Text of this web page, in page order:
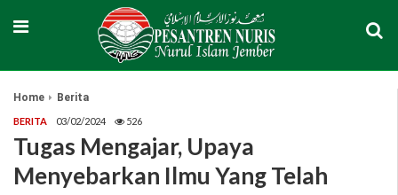
Home Berita
BERITA 03/02/2024 526
Tugas Mengajar, Upaya
Menyebarkan Ilmu Yang Telah